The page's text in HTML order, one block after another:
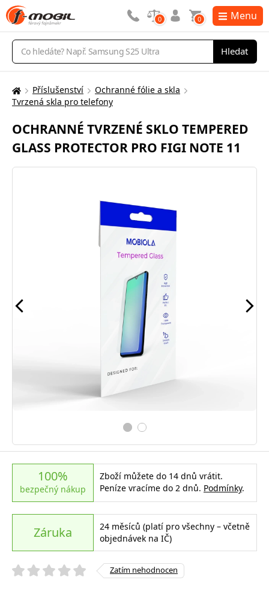
Vyhledávání
Hledat
0 0 Menu
Zde
nacházíte:
Příslušenství
Ochranné fólie a skla
Tvrzená skla pro telefony
OCHRANNÉ TVRZENÉ SKLO TEMPERED
GLASS PROTECTOR PRO FIGI NOTE 11
100%
bezpečný nákup
Zboží můžete do 14 dnů vrátit.
Peníze vracíme do 2 dnů. Podmínky.
Záruka
24 měsíců (platí pro všechny – včetně
objednávek na IČ)
Zatím nehodnocen